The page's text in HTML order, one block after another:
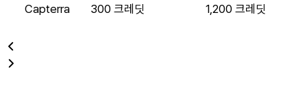
Capterra 300 크레딧 1,200 크레딧